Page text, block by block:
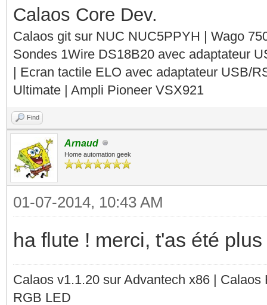
Calaos Core Dev.
Calaos git sur NUC NUC5PPYH | Wago
Sondes 1Wire DS18B20 avec adaptateur
| Ecran tactile ELO avec adaptateur USB/
Ultimate | Ampli Pioneer VSX921
Find
Arnaud
Home automation geek
01-07-2014, 10:43 AM
ha flute ! merci, t'as été
Calaos v1.1.20 sur Advantech x86 |
RGB LED